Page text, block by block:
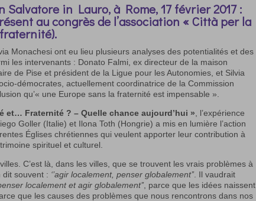
Salvatore in Lauro, à Rome, 17 février 2017 :
au congrès de l’association « Città per la
Monachesi ont eu lieu plusieurs analyses des potentialités et des
les intervenants : Donato Falmi, ex directeur de la maison
de Pise et président de la Ligue pour les Autonomies, et Silvia
démocrates, actuellement coordinatrice de la Commission
qu’« une Europe sans la fraternité est impensable ».
et… Fraternité ? – Quelle chance aujourd’hui », l’expérience
Goller (Italie) et Ilona Toth (Hongrie) a mis en lumière l’action
Églises chrétiennes qui veulent apporter leur contribution à
spirituel et culturel.
C’est là, dans les villes, que se trouvent les vrais problèmes à
dit souvent : ‘’agir localement, penser globalement’’. Il vaudrait
localement et agir globalement’’, parce que les idées naissent
que les causes des problèmes que nous rencontrons dans nos